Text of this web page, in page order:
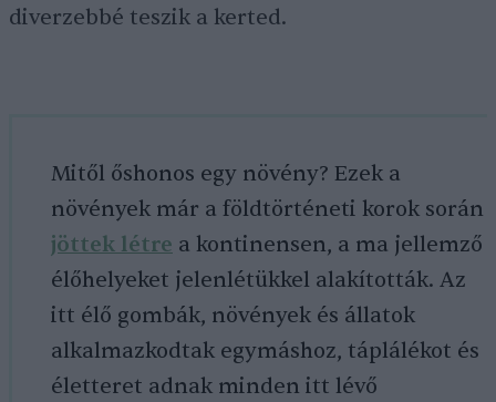
diverzebbé teszik a kerted.
Mitől őshonos egy növény? Ezek a
növények már a földtörténeti korok során
jöttek létre a kontinensen, a ma jellemző
élőhelyeket jelenlétükkel alakították. Az
itt élő gombák, növények és állatok
alkalmazkodtak egymáshoz, táplálékot és
életteret adnak minden itt lévő